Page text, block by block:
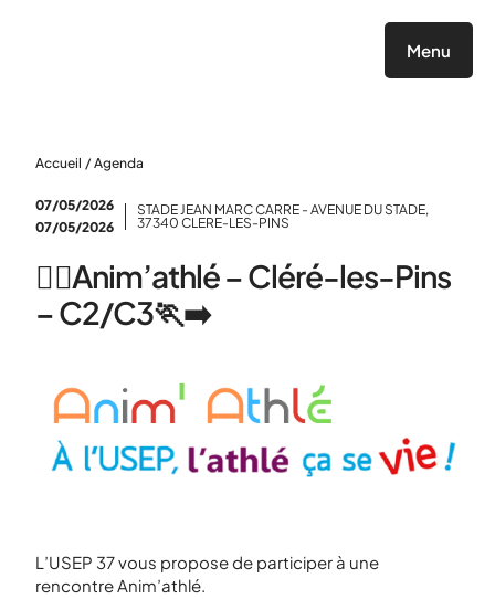
Menu
Accueil / Agenda
07/05/2026
07/05/2026
STADE JEAN MARC CARRE - AVENUE DU STADE,
37340 CLERE-LES-PINS
🤾‍♂️Anim’athlé – Cléré-les-Pins
– C2/C3🏃‍➡️
L’USEP 37 vous propose de participer à une
rencontre Anim’athlé.